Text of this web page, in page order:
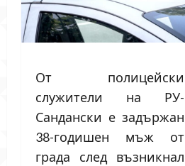
От полицейски
служители на РУ-
Сандански е задържан
38-годишен мъж от
града след възникнал